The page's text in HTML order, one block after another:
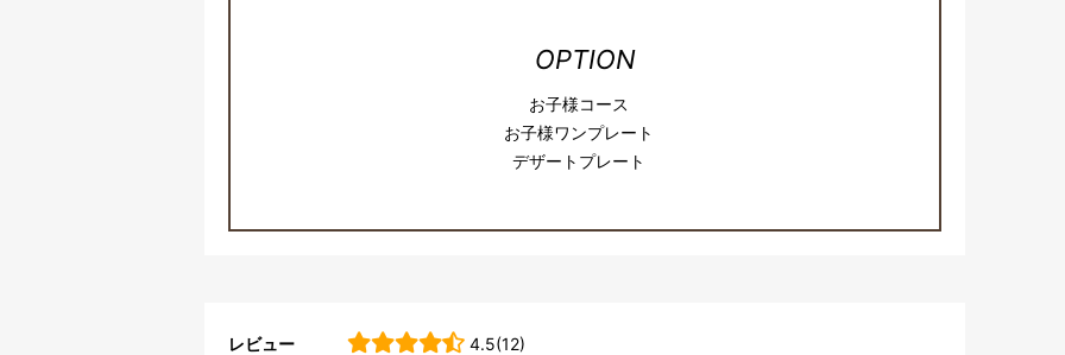
OPTION
お子様コース
お子様ワンプレート
デザートプレート
レビュー
4.5(12)